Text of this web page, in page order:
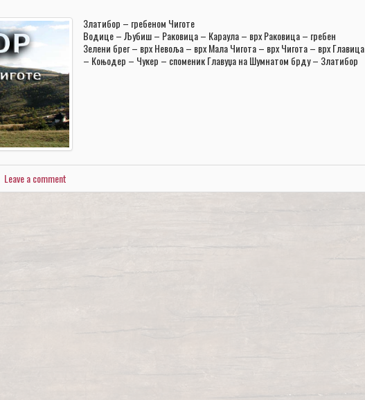
Златибор – гребеном Чиготе
Водице – Љубиш – Раковица – Караула – врх Раковица – гребен
Зелени брег – врх Невоља – врх Мала Чигота – врх Чигота – врх Главица
– Коњодер – Чукер – споменик Главуџа на Шумнатом брду – Златибор
Leave a comment